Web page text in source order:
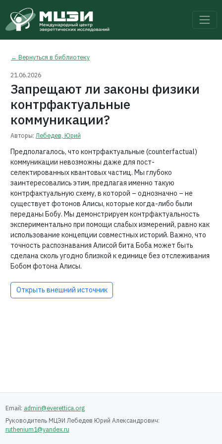
← Вернуться в библиотеку
21.06.2026
Запрещают ли законы физики
контрфактуальные
коммуникации?
Авторы: Лебедев, Юрий
Предполагалось, что контрфактуальные (counterfactual)
коммуникации невозможны даже для пост-
селектированных квантовых частиц. Мы глубоко
заинтересовались этим, предлагая именно такую
контрфактуальную схему, в которой – однозначно – не
существует фотонов Алисы, которые когда-либо были
переданы Бобу. Мы демонстрируем контрфактуальность
экспериментально при помощи слабых измерений, равно как
использование концепции совместных историй. Важно, что
точность распознавания Алисой бита Боба может быть
сделана сколь угодно близкой к единице без отслеживания
Бобом фотона Алисы.
Открыть внешний источник
Email: admin@everettica.org
Руководитель МЦЭИ Лебедев Юрий Александрович:
ruthenium1@yandex.ru